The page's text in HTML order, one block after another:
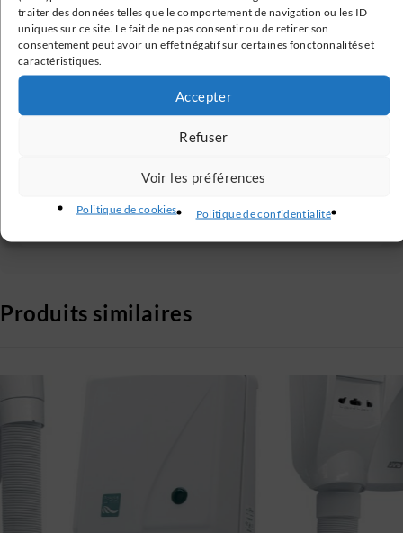
traiter des données telles que le comportement de navigation ou les ID
uniques sur ce site. Le fait de ne pas consentir ou de retirer son
consentement peut avoir un effet négatif sur certaines fonctonnalités et
caractéristiques.
Accepter
Refuser
Voir les préférences
Politique de cookies Politique de confidentialité
Paiement Sécurisé
Transactions 100% sécurisées
Avis Clients Vérifiés
Nos avis clients sont vérifiés
Service client à votre écoute 6j / 7
Produits similaires